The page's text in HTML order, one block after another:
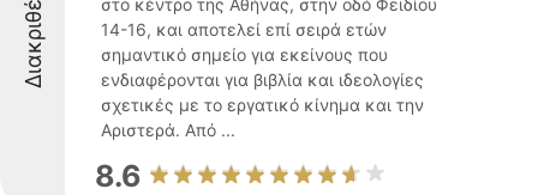
στο κέντρο της Αθήνας, στην οδό Φειδίου
14-16, και αποτελεί επί σειρά ετών
σημαντικό σημείο για εκείνους που
ενδιαφέρονται για βιβλία και ιδεολογίες
σχετικές με το εργατικό κίνημα και την
Αριστερά. Από ...
8.6